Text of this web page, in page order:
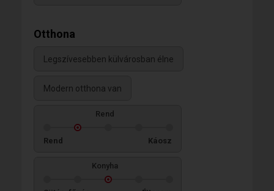
Otthona
Legszívesebben külvárosban élne
Modern otthona van
Rend
Rend Káosz
Konyha